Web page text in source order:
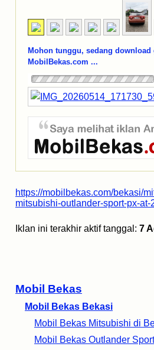
Mobil Bekas
Mobil Bekas Bekasi
Mobil Bekas Mitsubishi di
Mobil Bekas Outlander
Mohon tunggu, sedang
MobilBekas.com ...
https://mobilbekas.com/bekasi/
mitsubishi-outlander-sport-px-at-
Iklan ini terakhir aktif tanggal: 7